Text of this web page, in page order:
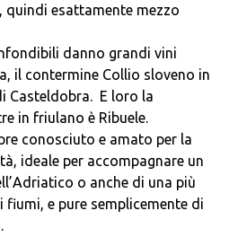
quindi esattamente mezzo
danno grandi vini
il contermine Collio sloveno in
Casteldobra. E loro la
in friulano è Ribuele.
conosciuto e amato per la
ideale per accompagnare un
o anche di una più
e pure semplicemente di